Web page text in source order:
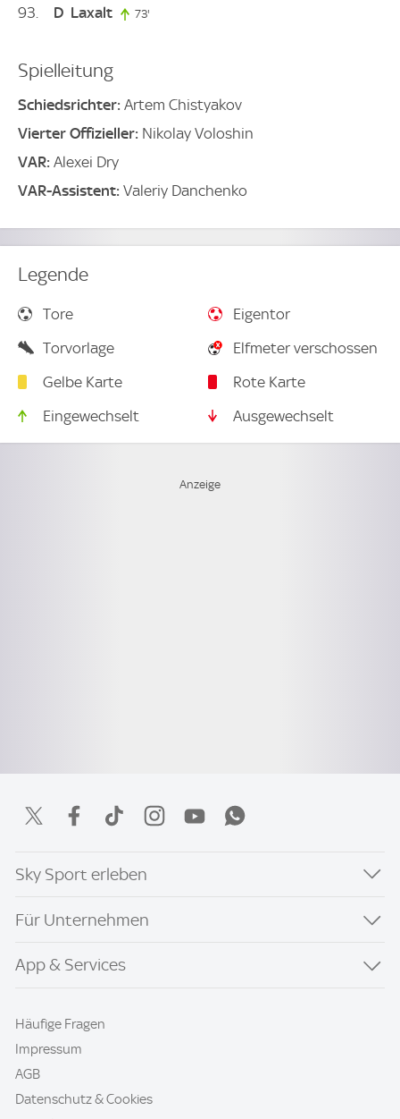
93 D Laxalt 73'
Spielleitung
Schiedsrichter: Artem Chistyakov
Vierter Offizieller: Nikolay Voloshin
VAR: Alexei Dry
VAR-Assistent: Valeriy Danchenko
Legende
Tore
Eigentor
Torvorlage
Elfmeter verschossen
Gelbe Karte
Rote Karte
Eingewechselt
Ausgewechselt
Sky Sport erleben
Für Unternehmen
App & Services
Häufige Fragen
Impressum
AGB
Datenschutz & Cookies